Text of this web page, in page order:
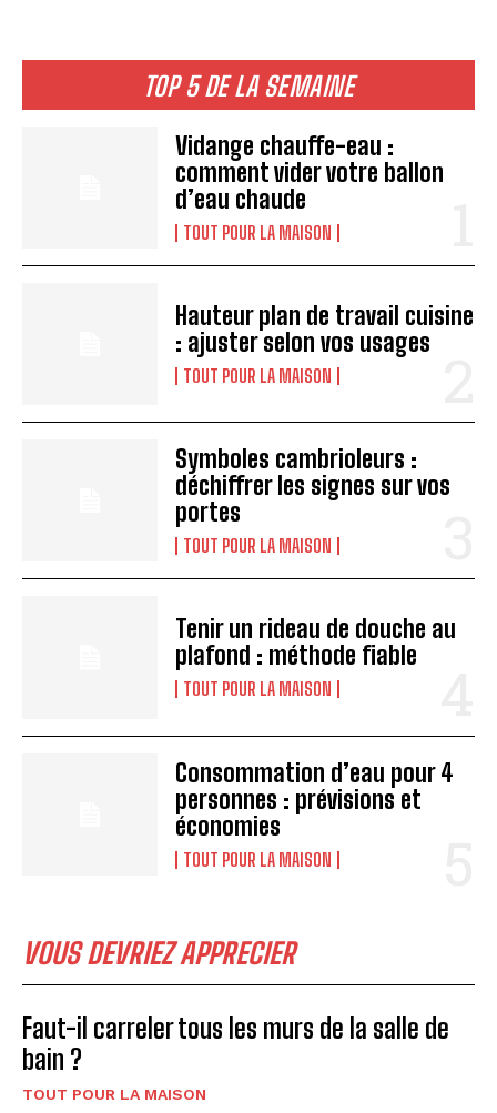
TOP 5 DE LA SEMAINE
Vidange chauffe-eau :
comment vider votre ballon
d’eau chaude
TOUT POUR LA MAISON
Hauteur plan de travail cuisine
: ajuster selon vos usages
TOUT POUR LA MAISON
Symboles cambrioleurs :
déchiffrer les signes sur vos
portes
TOUT POUR LA MAISON
Tenir un rideau de douche au
plafond : méthode fiable
TOUT POUR LA MAISON
Consommation d’eau pour 4
personnes : prévisions et
économies
TOUT POUR LA MAISON
VOUS DEVRIEZ APPRECIER
Faut-il carreler tous les murs de la salle de
bain ?
TOUT POUR LA MAISON